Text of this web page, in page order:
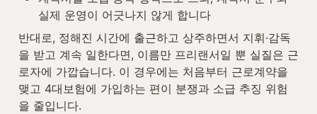
실제 운영이 어긋나지 않게 합니다
반대로, 정해진 시간에 출근하고 상주하면서 지휘·감독
을 받고 계속 일한다면, 이름만 프리랜서일 뿐 실질은 근
로자에 가깝습니다. 이 경우에는 처음부터 근로계약을
맺고 4대보험에 가입하는 편이 분쟁과 소급 추징 위험
을 줄입니다.